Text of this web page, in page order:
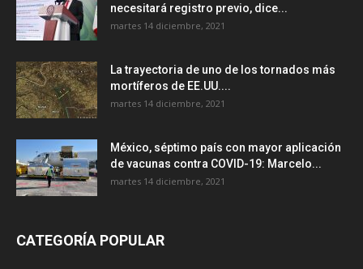
necesitará registro previo, dice...
martes 14 diciembre, 2021
La trayectoria de uno de los tornados más
mortíferos de EE.UU....
martes 14 diciembre, 2021
México, séptimo país con mayor aplicación
de vacunas contra COVID-19: Marcelo...
martes 14 diciembre, 2021
CATEGORÍA POPULAR